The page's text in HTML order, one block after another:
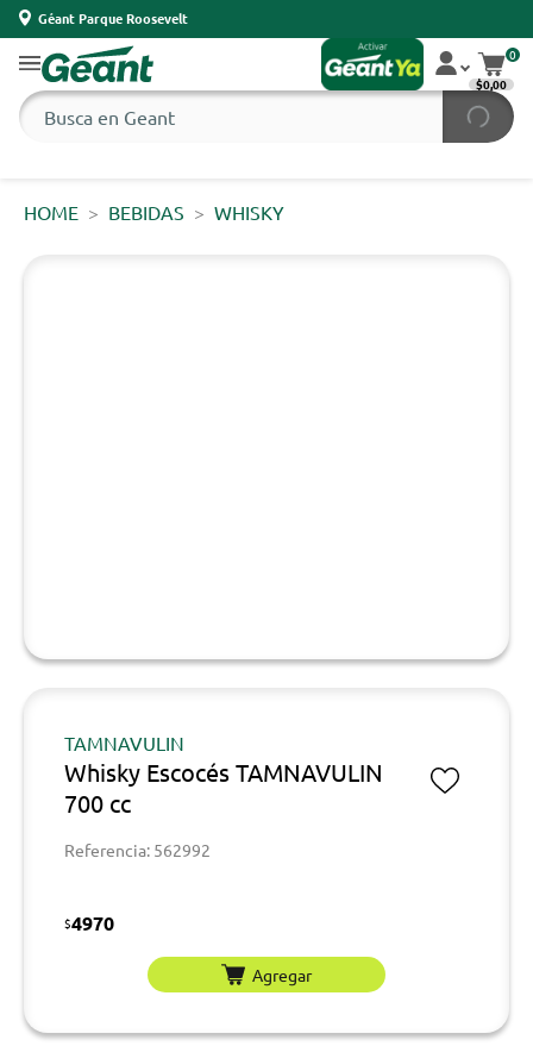
Géant Parque Roosevelt
0
$0,00
HOME BEBIDAS WHISKY
TAMNAVULIN
Whisky Escocés TAMNAVULIN
700 cc
Referencia: 562992
$4970
Agregar